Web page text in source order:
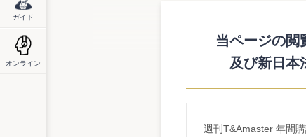
ガイド
オンライン
員企業1,260社のうち、回答数は474社）
それによると、不祥事が起きた場合の
みを行っており、今後取り組む予定であ
当ページの閲
及び新日本
週刊T&Amaster 年間